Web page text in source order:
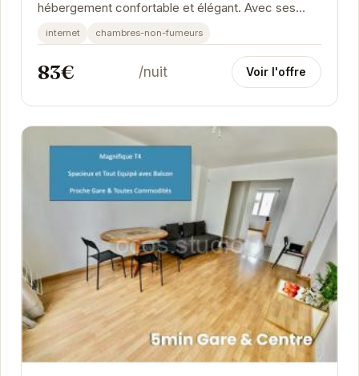
hébergement confortable et élégant. Avec ses
chambres modernes et ses équipements
pratiques, il est...
internet chambres-non-fumeurs
83€ /nuit Voir l'offre